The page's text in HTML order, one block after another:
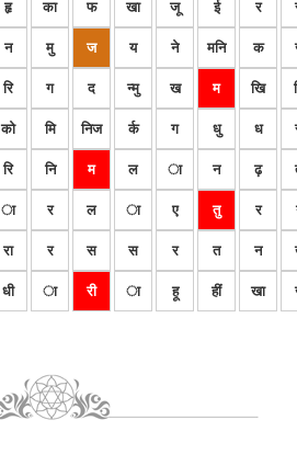
हृ का फ खा जू ई र
न मु ज य ने मनि क
रि ग द न्मु ख म खि
को मि निज र्क ग धु ध
रि नि म ल ा न ढ़
ा र ल ा ए तु र
रा र स स र त न
धी ा री ा हू हीं खा